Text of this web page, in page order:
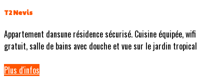
T2 Nevis
Appartement dansune résidence sécurisé. Cuisine équipée, wifi
gratuit, salle de bains avec douche et vue sur le jardin tropical
Plus d'infos